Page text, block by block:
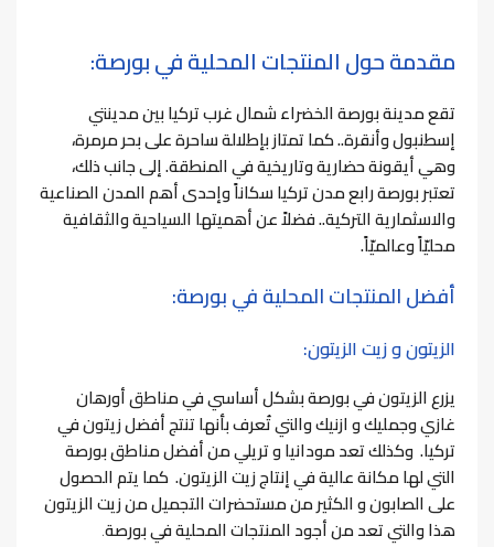
مقدمة حول المنتجات المحلية في بورصة:
تقع مدينة بورصة الخضراء شمال غرب تركيا بين مدينتي
إسطنبول وأنقرة.. كما تمتاز بإطلالة ساحرة على بحر مرمرة،
وهي أيقونة حضارية وتاريخية في المنطقة. إلى جانب ذلك،
تعتبر بورصة رابع مدن تركيا سكاناً وإحدى أهم المدن الصناعية
والاسثمارية التركية.. فضلاً عن أهميتها السياحية والثقافية
محليّاً وعالميّاً.
أفضل المنتجات المحلية في بورصة:
الزيتون و زيت الزيتون:
يزرع الزيتون في بورصة بشكل أساسي في مناطق أورهان
غازي وجمليك و ازنيك والتي تُعرف بأنها تنتج أفضل زيتون في
تركيا. وكذلك تعد مودانيا و تريلي من أفضل مناطق بورصة
التي لها مكانة عالية في إنتاج زيت الزيتون. كما يتم الحصول
على الصابون و الكثير من مستحضرات التجميل من زيت الزيتون
هذا والتي تعد من أجود المنتجات المحلية في بورصة.